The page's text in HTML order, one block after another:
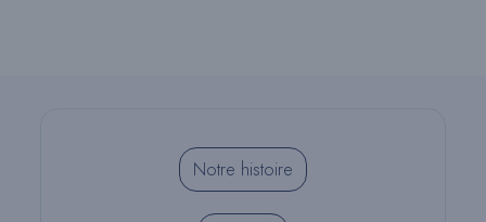
Notre histoire